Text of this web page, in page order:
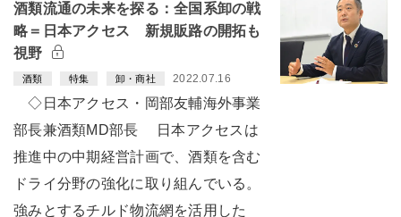
酒類流通の未来を探る：全国系卸の戦
略＝日本アクセス 新規販路の開拓も
視野
酒類 特集 卸・商社 2022.07.16
◇日本アクセス・岡部友輔海外事業
部長兼酒類MD部長 日本アクセスは
推進中の中期経営計画で、酒類を含む
ドライ分野の強化に取り組んでいる。
強みとするチルド物流網を活用した